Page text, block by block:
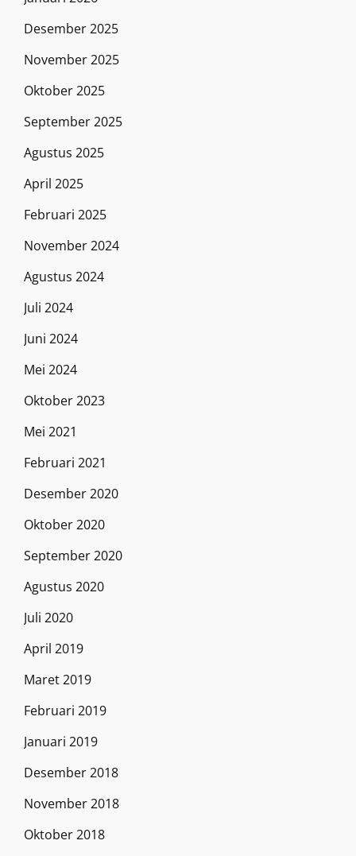
Desember 2025
November 2025
Oktober 2025
September 2025
Agustus 2025
April 2025
Februari 2025
November 2024
Agustus 2024
Juli 2024
Juni 2024
Mei 2024
Oktober 2023
Mei 2021
Februari 2021
Desember 2020
Oktober 2020
September 2020
Agustus 2020
Juli 2020
April 2019
Maret 2019
Februari 2019
Januari 2019
Desember 2018
November 2018
Oktober 2018